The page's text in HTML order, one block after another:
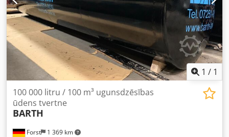
1 / 1
Forst 1 369 km
100 000 litru / 100 m³ ugunsdzēsības
ūdens tvertne
BARTH